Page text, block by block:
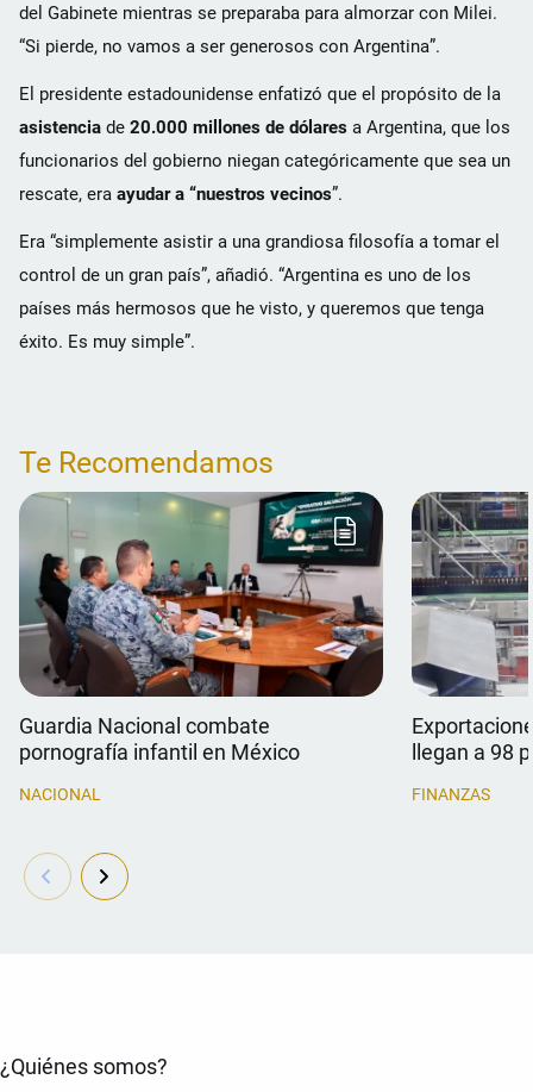
del Gabinete mientras se preparaba para almorzar con Milei.
“Si pierde, no vamos a ser generosos con Argentina”.
El presidente estadounidense enfatizó que el propósito de la
asistencia de 20.000 millones de dólares a Argentina, que los
funcionarios del gobierno niegan categóricamente que sea un
rescate, era ayudar a “nuestros vecinos”.
Era “simplemente asistir a una grandiosa filosofía a tomar el
control de un gran país”, añadió. “Argentina es uno de los
países más hermosos que he visto, y queremos que tenga
éxito. Es muy simple”.
Te Recomendamos
Guardia Nacional combate
pornografía infantil en México
NACIONAL
llegan a 98
FINANZAS
¿Quiénes somos?